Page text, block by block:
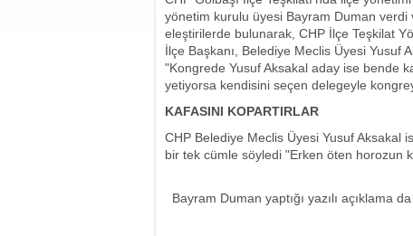
yönetim kurulu üyesi Bayram Duman verdi
eleştirilerde bulunarak, CHP İlçe Teşkilat
İlçe Başkanı, Belediye Meclis Üyesi Yusuf
"Kongrede Yusuf Aksakal aday ise bende
yetiyorsa kendisini seçen delegeyle
KAFASINI KOPARTIRLAR
CHP Belediye Meclis Üyesi Yusuf Aksakal
bir tek cümle söyledi "Erken öten horozun
Bayram Duman yaptığı yazılı açıklama